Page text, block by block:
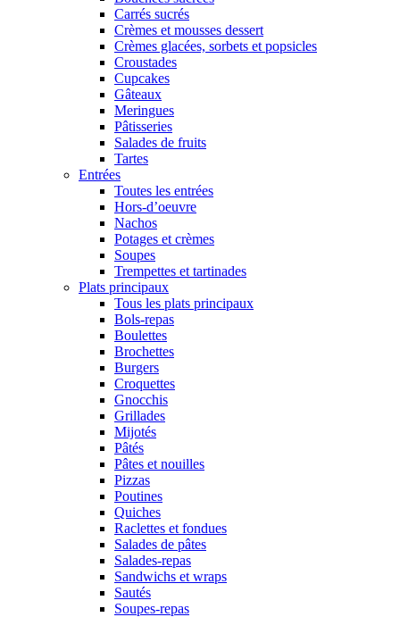
Carrés sucrés
Crèmes et mousses dessert
Crèmes glacées, sorbets et popsicles
Croustades
Cupcakes
Gâteaux
Meringues
Pâtisseries
Salades de fruits
Tartes
Entrées
Toutes les entrées
Hors-d’oeuvre
Nachos
Potages et crèmes
Soupes
Trempettes et tartinades
Plats principaux
Tous les plats principaux
Bols-repas
Boulettes
Brochettes
Burgers
Croquettes
Gnocchis
Grillades
Mijotés
Pâtés
Pâtes et nouilles
Pizzas
Poutines
Quiches
Raclettes et fondues
Salades de pâtes
Salades-repas
Sandwichs et wraps
Sautés
Soupes-repas